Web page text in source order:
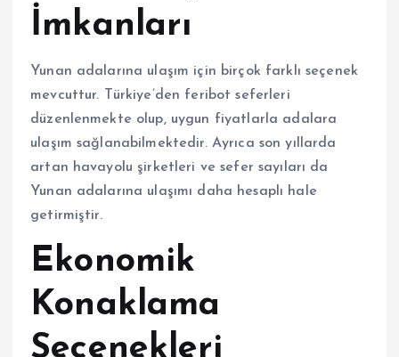
İmkanları
Yunan adalarına ulaşım için birçok farklı seçenek
mevcuttur. Türkiye’den feribot seferleri
düzenlenmekte olup, uygun fiyatlarla adalara
ulaşım sağlanabilmektedir. Ayrıca son yıllarda
artan havayolu şirketleri ve sefer sayıları da
Yunan adalarına ulaşımı daha hesaplı hale
getirmiştir.
Ekonomik
Konaklama
Seçenekleri